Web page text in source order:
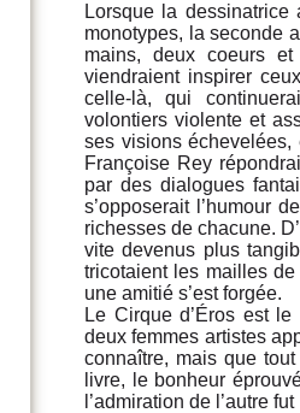
Lorsque la
monotypes, la seconde
mains, deux coeurs
viendraient inspirer
celle-là, qui
volontiers violente et
ses visions échevelées,
Françoise Rey
par des dialogues
s’opposerait l’humour
richesses de chacune.
vite devenus plus
tricotaient les mailles
une amitié s’est forgée.
Le Cirque d’Éros est
deux femmes artistes
connaître, mais que
livre, le bonheur
l’admiration de l’autre